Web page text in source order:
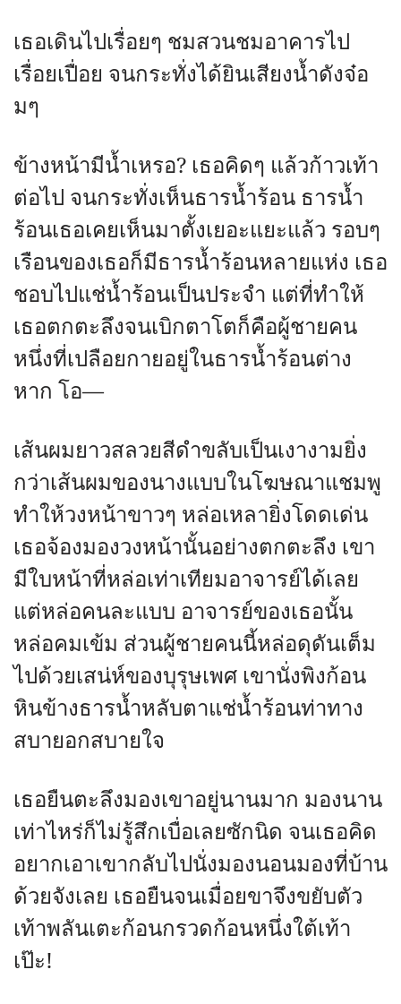
เธอเดินไปเรื่อยๆ ชมสวนชมอาคารไป
เรื่อยเปื่อย จนกระทั่งได้ยินเสียงน้ำดังจ๋อ
มๆ
ข้างหน้ามีน้ำเหรอ? เธอคิดๆ แล้วก้าวเท้า
ต่อไป จนกระทั่งเห็นธารน้ำร้อน ธารน้ำ
ร้อนเธอเคยเห็นมาตั้งเยอะแยะแล้ว รอบๆ
เรือนของเธอก็มีธารน้ำร้อนหลายแห่ง เธอ
ชอบไปแช่น้ำร้อนเป็นประจำ แต่ที่ทำให้
เธอตกตะลึงจนเบิกตาโตก็คือผู้ชายคน
หนึ่งที่เปลือยกายอยู่ในธารน้ำร้อนต่าง
หาก โอ—
เส้นผมยาวสลวยสีดำขลับเป็นเงางามยิ่ง
กว่าเส้นผมของนางแบบในโฆษณาแชมพู
ทำให้วงหน้าขาวๆ หล่อเหลายิ่งโดดเด่น
เธอจ้องมองวงหน้านั้นอย่างตกตะลึง เขา
มีใบหน้าที่หล่อเท่าเทียมอาจารย์ได้เลย
แต่หล่อคนละแบบ อาจารย์ของเธอนั้น
หล่อคมเข้ม ส่วนผู้ชายคนนี้หล่อดุดันเต็ม
ไปด้วยเสน่ห์ของบุรุษเพศ เขานั่งพิงก้อน
หินข้างธารน้ำหลับตาแช่น้ำร้อนท่าทาง
สบายอกสบายใจ
เธอยืนตะลึงมองเขาอยู่นานมาก มองนาน
เท่าไหร่ก็ไม่รู้สึกเบื่อเลยซักนิด จนเธอคิด
อยากเอาเขากลับไปนั่งมองนอนมองที่บ้าน
ด้วยจังเลย เธอยืนจนเมื่อยขาจึงขยับตัว
เท้าพลันเตะก้อนกรวดก้อนหนึ่งใต้เท้า
เป๊ะ!